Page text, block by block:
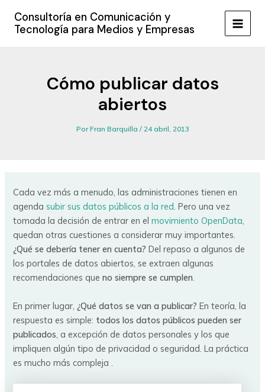
contenido
Consultoría en Comunicación y
Tecnología para Medios y Empresas
MAIN
Cómo publicar datos
abiertos
PorFran Barquilla / 24 abril, 2013
Cada vez más a menudo, las administraciones tienen en
agendasubir sus datos públicos a la red. Pero una vez
tomada la decisión de entrar en elmovimiento OpenData,
quedan otras cuestiones a considerar muy importantes.
¿Qué se debería tener en cuenta?Del repaso a algunos de
los portales de datos abiertos, se extraen algunas
recomendaciones queno siempre se cumplen.
En primer lugar, ¿Qué datos se van a publicar? En teoría, la
respuesta es simple: todos los datos públicos pueden ser
publicados , a excepción de datos personales y los que
impliquen algún tipo de privacidad o seguridad. La práctica
es mucho más compleja .